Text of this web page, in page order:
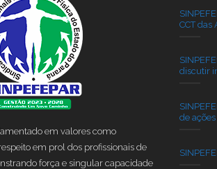
em valores como
em prol dos profissionais de
força e singular capacidade
CCT das
discutir
de